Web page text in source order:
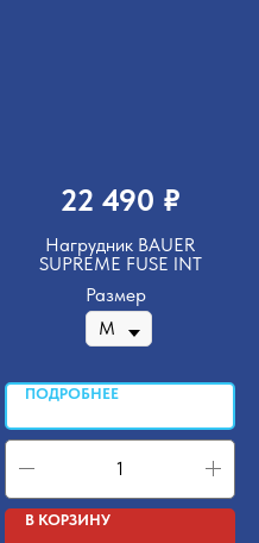
22 490 ₽
Нагрудник BAUER
SUPREME FUSE INT
Размер
ПОДРОБНЕЕ
В КОРЗИНУ